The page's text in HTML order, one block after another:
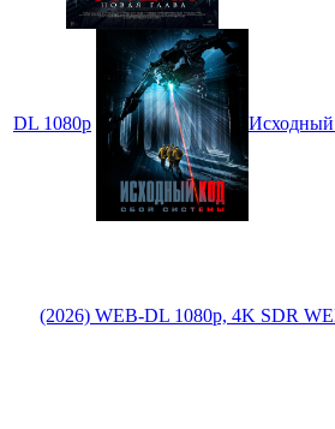
DL 1080p
(2026) WEB-DL 1080p, 4K SDR